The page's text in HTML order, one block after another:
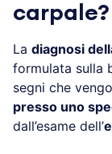
carpale?
La diagnosi
formulata sulla
segni che
presso uno
dall’esame dell’